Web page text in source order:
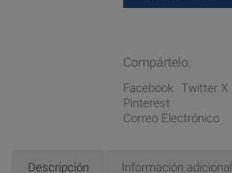
Compártelo:
Facebook Twitter X
Pinterest
Correo Electrónico
Descripción Información adicional